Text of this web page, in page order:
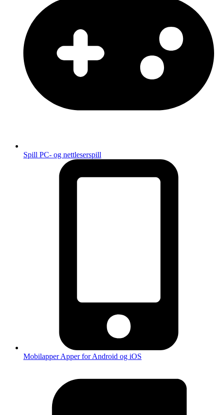
Spill PC- og nettleserspill
MobilapperApper for Android og iOS